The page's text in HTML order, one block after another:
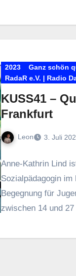
2023 Ganz schön
RadaR e.V. | Radio
KUSS41 –
Frankfurt
Leon 3. Juli
Anne-Kathrin Lind
Sozialpädagogin
Begegnung für
zwischen 14 und